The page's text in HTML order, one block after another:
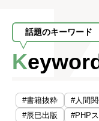
話題のキーワード
#書籍抜粋 #人間
#辰巳出版
#PHP